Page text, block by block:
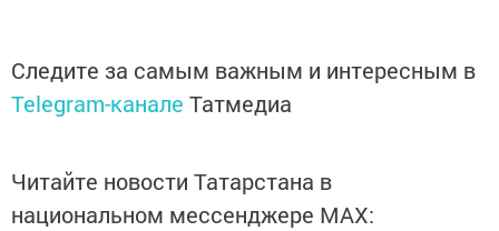
Следите за самым важным и интересным в
Telegram-канале Татмедиа
Читайте новости Татарстана в
национальном мессенджере MАХ: